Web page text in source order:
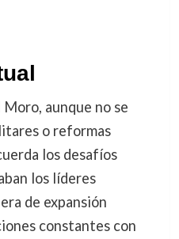
aunque no se
o reformas
los desafíos
los líderes
de expansión
constantes con